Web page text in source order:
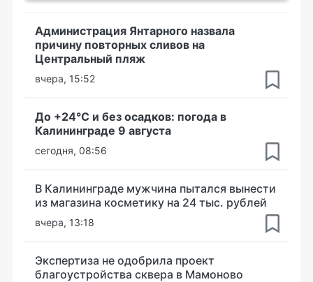
Администрация Янтарного назвала
причину повторных сливов на
Центральный пляж
вчера, 15:52
До +24°С и без осадков: погода в
Калининграде 9 августа
сегодня, 08:56
В Калининграде мужчина пытался вынести
из магазина косметику на 24 тыс. рублей
вчера, 13:18
Экспертиза не одобрила проект
благоустройства сквера в Мамоново